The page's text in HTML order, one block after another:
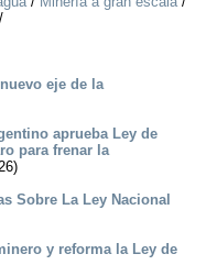
eje de la
aprueba Ley de
para frenar la
Sobre La Ley Nacional
y reforma la Ley de